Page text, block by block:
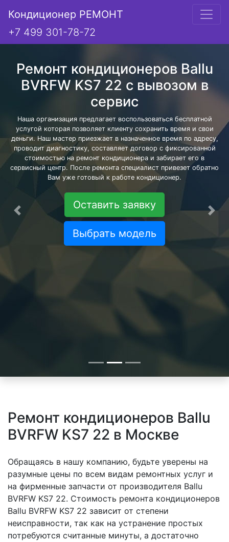
Кондиционер РЕМОНТ
+7 499 301-78-72
Ремонт кондиционеров Ballu
BVRFW KS7 22 с вывозом в
сервис
Наша организация предлагает воспользоваться бесплатной
услугой которая позволяет клиенту сохранить время и свои
деньги. Наш мастер приезжает в назначенное время по адресу,
проводит диагностику, составляет договор с фиксированной
стоимостью на ремонт кондиционера и забирает его в
сервисный центр. После ремонта специалист привезет обратно
Вам уже готовый к работе кондиционер.
Оставить заявку
Выбрать модель
Предыдущая
Ремонт кондиционеров Ballu
BVRFW KS7 22 в Москве
Обращаясь в нашу компанию, будьте уверены на
разумные цены по всем видам ремонтных услуг и
на фирменные запчасти от производителя Ballu
BVRFW KS7 22. Стоимость ремонта кондиционеров
Ballu BVRFW KS7 22 зависит от степени
неисправности, так как на устранение простых
потребуются считанные минуты, а достаточно